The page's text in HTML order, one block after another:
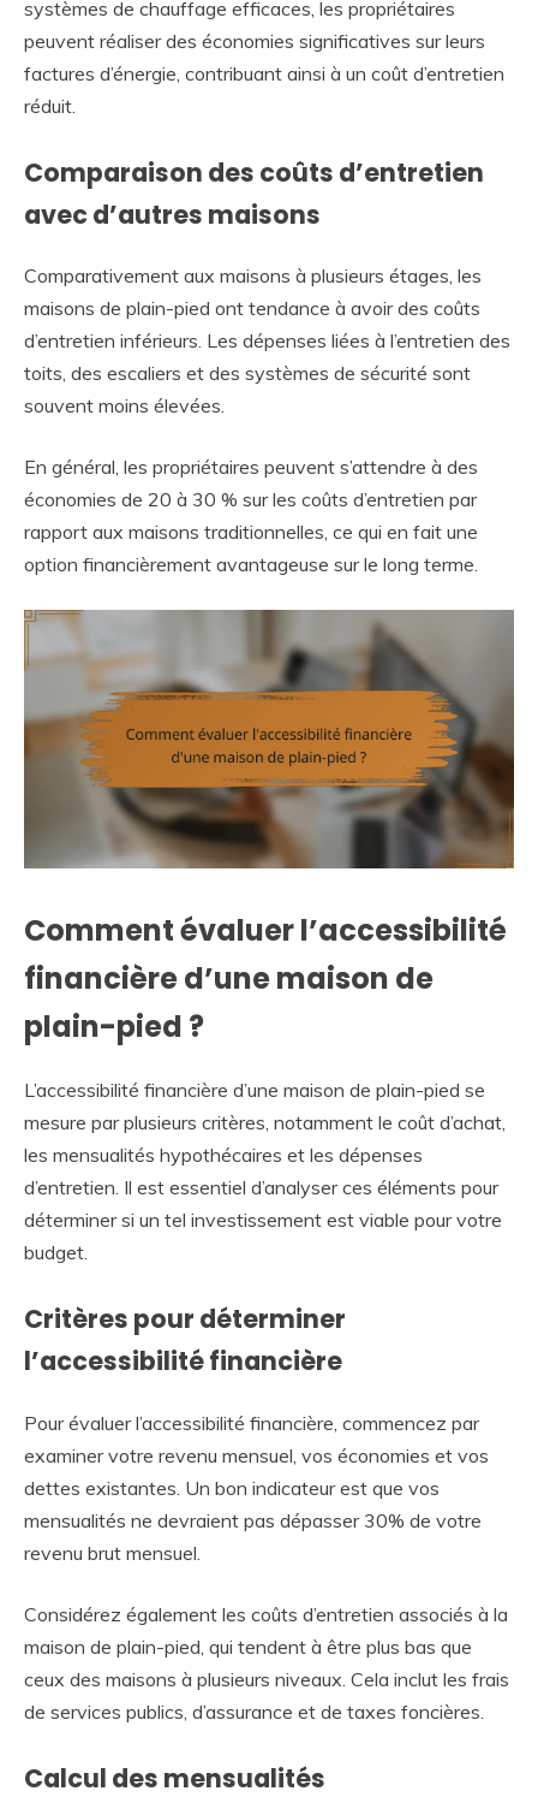
systèmes de chauffage efficaces, les propriétaires
peuvent réaliser des économies significatives sur leurs
factures d’énergie, contribuant ainsi à un coût d’entretien
réduit.
Comparaison des coûts d’entretien
avec d’autres maisons
Comparativement aux maisons à plusieurs étages, les
maisons de plain-pied ont tendance à avoir des coûts
d’entretien inférieurs. Les dépenses liées à l’entretien des
toits, des escaliers et des systèmes de sécurité sont
souvent moins élevées.
En général, les propriétaires peuvent s’attendre à des
économies de 20 à 30 % sur les coûts d’entretien par
rapport aux maisons traditionnelles, ce qui en fait une
option financièrement avantageuse sur le long terme.
Comment évaluer l’accessibilité
financière d’une maison de
plain-pied ?
L’accessibilité financière d’une maison de plain-pied se
mesure par plusieurs critères, notamment le coût d’achat,
les mensualités hypothécaires et les dépenses
d’entretien. Il est essentiel d’analyser ces éléments pour
déterminer si un tel investissement est viable pour votre
budget.
Critères pour déterminer
l’accessibilité financière
Pour évaluer l’accessibilité financière, commencez par
examiner votre revenu mensuel, vos économies et vos
dettes existantes. Un bon indicateur est que vos
mensualités ne devraient pas dépasser 30% de votre
revenu brut mensuel.
Considérez également les coûts d’entretien associés à la
maison de plain-pied, qui tendent à être plus bas que
ceux des maisons à plusieurs niveaux. Cela inclut les frais
de services publics, d’assurance et de taxes foncières.
Calcul des mensualités